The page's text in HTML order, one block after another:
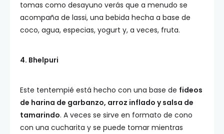
tomas como desayuno verás que a menudo se
acompaña de lassi, una bebida hecha a base de
coco, agua, especias, yogurt y, a veces, fruta.
4. Bhelpuri
Este tentempié está hecho con una base de fideos
de harina de garbanzo, arroz inflado y salsa de
tamarindo. A veces se sirve en formato de cono
con una cucharita y se puede tomar mientras